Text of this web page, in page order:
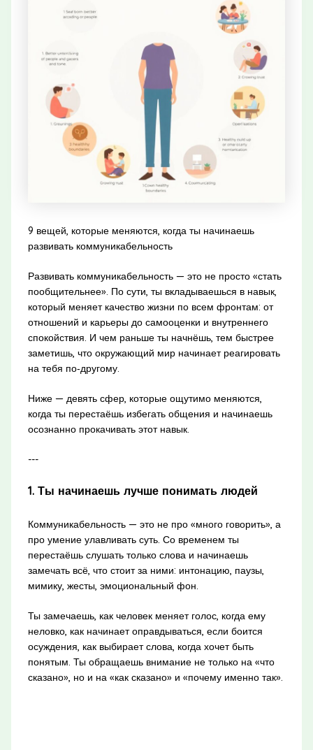
9 вещей, которые меняются, когда ты начинаешь
развивать коммуникабельность
Развивать коммуникабельность — это не просто «стать
пообщительнее». По сути, ты вкладываешься в навык,
который меняет качество жизни по всем фронтам: от
отношений и карьеры до самооценки и внутреннего
спокойствия. И чем раньше ты начнёшь, тем быстрее
заметишь, что окружающий мир начинает реагировать
на тебя по‑другому.
Ниже — девять сфер, которые ощутимо меняются,
когда ты перестаёшь избегать общения и начинаешь
осознанно прокачивать этот навык.
---
1. Ты начинаешь лучше понимать людей
Коммуникабельность — это не про «много говорить», а
про умение улавливать суть. Со временем ты
перестаёшь слушать только слова и начинаешь
замечать всё, что стоит за ними: интонацию, паузы,
мимику, жесты, эмоциональный фон.
Ты замечаешь, как человек меняет голос, когда ему
неловко, как начинает оправдываться, если боится
осуждения, как выбирает слова, когда хочет быть
понятым. Ты обращаешь внимание не только на «что
сказано», но и на «как сказано» и «почему именно так».